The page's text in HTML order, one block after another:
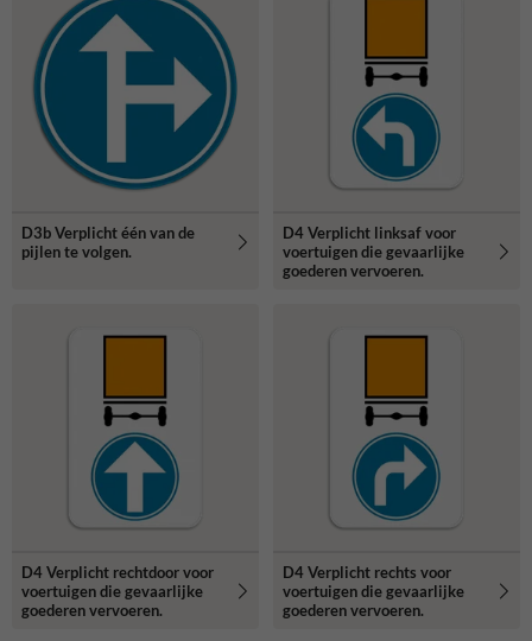
D3b Verplicht één van de
pijlen te volgen.
D4 Verplicht linksaf voor
voertuigen die gevaarlijke
goederen vervoeren.
D4 Verplicht rechtdoor voor
voertuigen die gevaarlijke
goederen vervoeren.
D4 Verplicht rechts voor
voertuigen die gevaarlijke
goederen vervoeren.